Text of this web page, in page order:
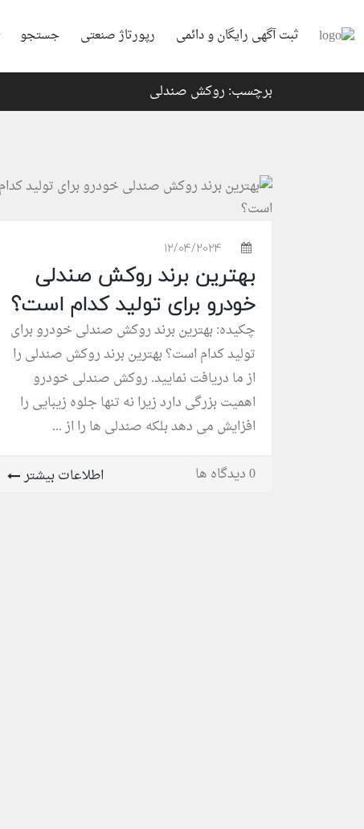
ثبت آگهی رایگان و دائمی رپورتاژ صنعتی جستجو
برچسب: روکش صندلی
12/04/2024
بهترین برند روکش صندلی
خودرو برای تولید کدام است؟
چکیده: بهترین برند روکش صندلی خودرو برای
تولید کدام است؟ بهترین برند روکش صندلی را
از ما دریافت نمایید. روکش صندلی خودرو
اهمیت بزرگی دارد زیرا نه تنها جلوه زیبایی را
افزایش می دهد بلکه صندلی ها را از ...
0 دیدگاه ها
اطلاعات بیشتر